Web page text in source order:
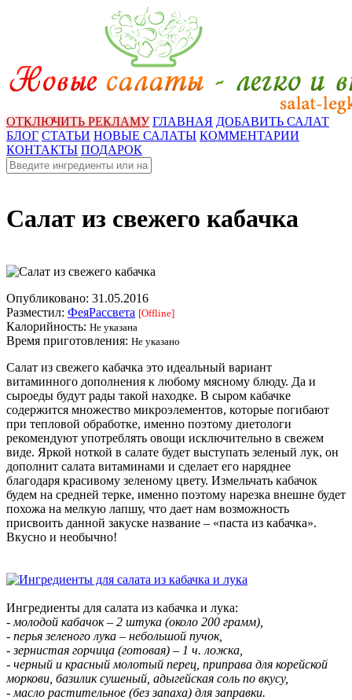
ОТКЛЮЧИТЬ РЕКЛАМУ ГЛАВНАЯ ДОБАВИТЬ САЛАТ
БЛОГ СТАТЬИ НОВЫЕ САЛАТЫ КОММЕНТАРИИ
КОНТАКТЫ ПОДАРОК
Салат из свежего кабачка
Опубликовано: 31.05.2016
Разместил: ФеяРассвета [Offline]
Калорийность: Не указана
Время приготовления: Не указано
Салат из свежего кабачка это идеальный вариант
витаминного дополнения к любому мясному блюду. Да и
сыроеды будут рады такой находке. В сыром кабачке
содержится множество микроэлементов, которые погибают
при тепловой обработке, именно поэтому диетологи
рекомендуют употреблять овощи исключительно в свежем
виде. Яркой ноткой в салате будет выступать зеленый лук, он
дополнит салата витаминами и сделает его наряднее
благодаря красивому зеленому цвету. Измельчать кабачок
будем на средней терке, именно поэтому нарезка внешне будет
похожа на мелкую лапшу, что дает нам возможность
присвоить данной закуске название – «паста из кабачка».
Вкусно и необычно!
Ингредиенты для салата из кабачка и лука:
- молодой кабачок – 2 штука (около 200 грамм),
- перья зеленого лука – небольшой пучок,
- зернистая горчица (готовая) – 1 ч. ложка,
- черный и красный молотый перец, приправа для корейской
моркови, базилик сушеный, адыгейская соль по вкусу,
- масло растительное (без запаха) для заправки.